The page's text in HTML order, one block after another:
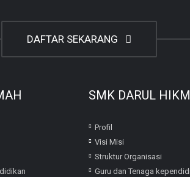
DAFTAR SEKARANG
SMK DARUL
Profil
Visi Misi
Struktur Organisasi
Guru dan Tenaga